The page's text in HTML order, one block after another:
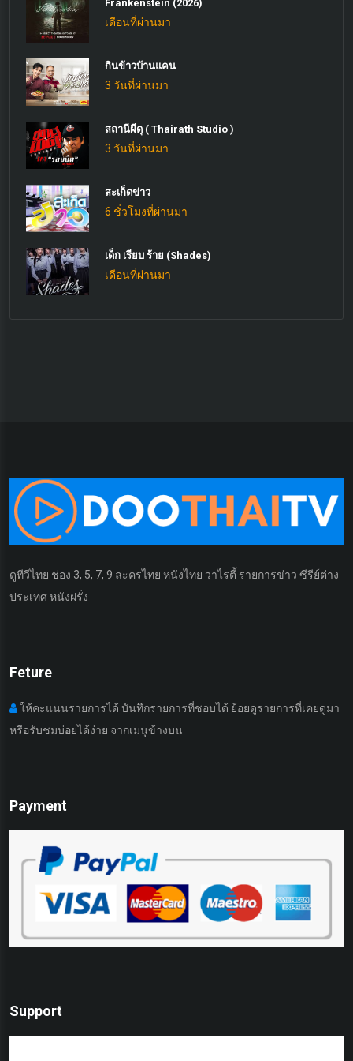
Frankenstein (2026)
เดือนที่ผ่านมา
กินข้าวบ้านแคน
3 วันที่ผ่านมา
สถานีผีดุ ( Thairath Studio )
3 วันที่ผ่านมา
สะเก็ดข่าว
6 ชั่วโมงที่ผ่านมา
เด็ก เรียบ ร้าย (Shades)
เดือนที่ผ่านมา
ดูทีวีไทย ช่อง 3, 5, 7, 9 ละครไทย หนังไทย วาไรตี้ รายการข่าว ซีรีย์ต่าง
ประเทศ หนังฝรั่ง
Feture
ให้คะแนนรายการได้ บันทึกรายการที่ชอบได้ ย้อยดูรายการที่เคยดูมา
หรือรับชมบ่อยได้ง่าย จากเมนูข้างบน
Payment
Support